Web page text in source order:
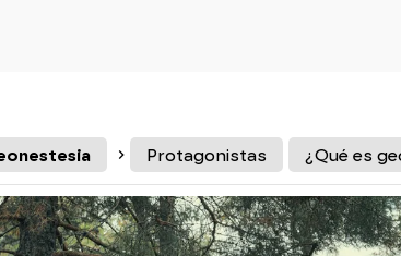
Protagonistas ¿Qué es